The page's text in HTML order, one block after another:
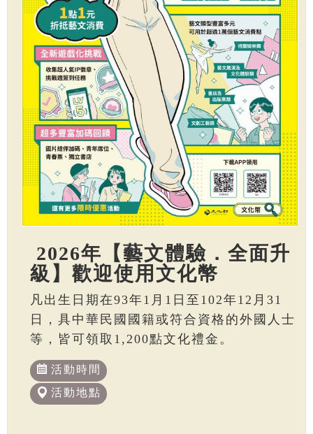
2026年【藝文體驗．全面升
級】歡迎使用文化幣
凡出生日期在93年1月1日至102年12月31
日，具中華民國國籍或符合資格的外國人士
等，皆可領取1,200點文化禮金。
活動時間
活動地點